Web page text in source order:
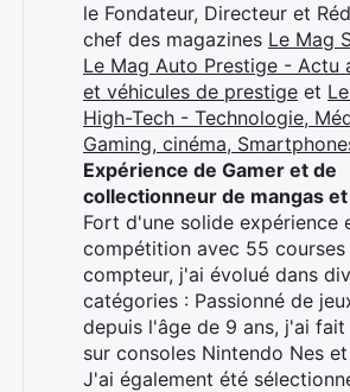
le Fondateur, Directeur et
chef des magazines Le Mag
Le Mag Auto Prestige - Actu
et véhicules de prestige et
High-Tech - Technologie,
Gaming, cinéma,
Expérience de Gamer et de
collectionneur de mangas
Fort d'une solide expérience
compétition avec 55 courses
compteur, j'ai évolué dans
catégories : Passionné de
depuis l'âge de 9 ans, j'ai fait
sur consoles Nintendo Nes
J'ai également été